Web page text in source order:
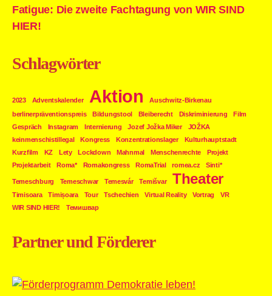
Fatigue: Die zweite Fachtagung von WIR SIND
HIER!
Schlagwörter
2023 Adventskalender Aktion
Auschwitz-Birkenau
berlinerpräventionspreis
Bildungstool Bleiberecht Diskriminierung
Film
Gespräch
Instagram Internierung Jozef Jožka Miker
JOŽKA
keinmenschistillegal
Kongress Konzentrationslager
Kulturhauptstadt
Kurzfilm
KZ Lety Lockdown Mahnmal Menschenrechte
Projekt
Projektarbeit
Roma* Romakongress RomaTrial romea.cz Sinti*
Temeschburg Temeschwar Temesvár Temišvar Theater
Timisoara Timișoara Tour Tschechien Virtual Reality Vortrag
VR
WIR SIND HIER!
Темишвар
Partner und Förderer